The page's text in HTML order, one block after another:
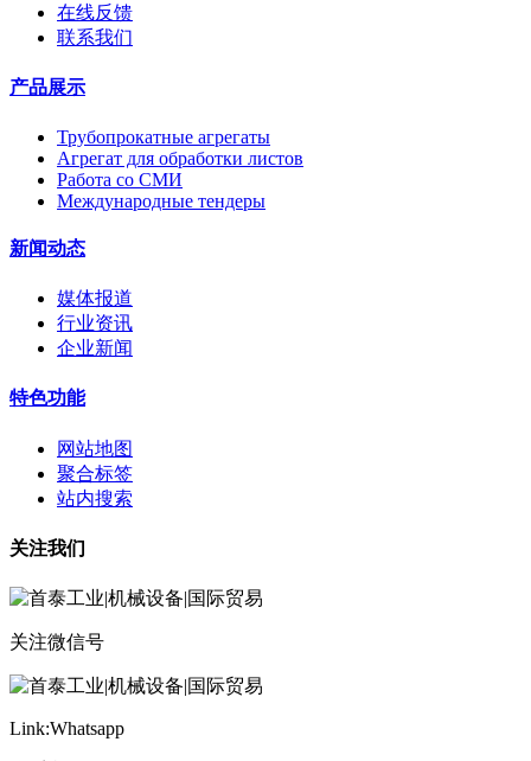
在线反馈
联系我们
产品展示
Трубопрокатные агрегаты
Агрегат для обработки листов
Работа со СМИ
Международные тендеры
新闻动态
媒体报道
行业资讯
企业新闻
特色功能
网站地图
聚合标签
站内搜索
关注我们
关注微信号
Link:Whatsapp